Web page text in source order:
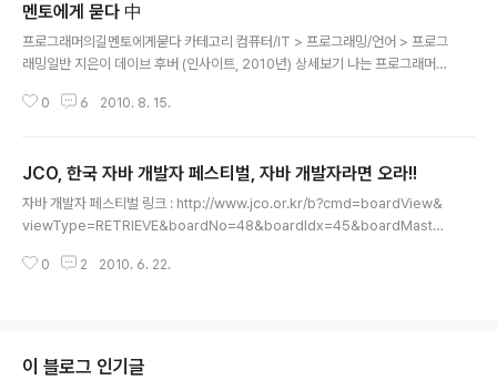
멘토에게 묻다 中
프로그래머의길멘토에게묻다 카테고리 컴퓨터/IT > 프로그래밍/언어 > 프로그
래밍일반 지은이 데이브 후버 (인사이트, 2010년) 상세보기 나는 프로그래머의
리나라에는 많다. 많은 이들이 방향을 잃고 고민하고 있다. 자신이 가야할 길이
련이 깊다고 하겠다. 연일 계속되는 야근과 개발의 압박 속에서 자신을 계발하
고 성장시킬 수 있는 여유를 가지지 못하기 때문일 것이다. 그런 쪽에서 본다면,
나는 조금은 여유롭게(혹은 과하게 여유롭게) 시작하는 개발자라고 할 수 있다.
0 6 2010. 8. 15.
JCO, 한국 자바 개발자 페스티벌, 자바 개발자라면 오라!!
자바 개발자 페스티벌 링크 : http://www.jco.or.kr/b?cmd=boardView&
viewType=RETRIEVE&boardNo=48&boardIdx=45&boardMaster
0 2 2010. 6. 22.
이 블로그 인기글